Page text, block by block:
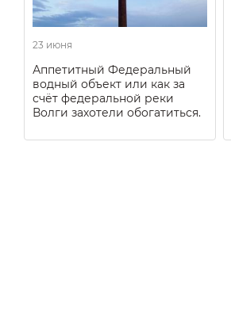
23 июня
Аппетитный Федеральный
водный объект или как за
счёт федеральной реки
Волги захотели обогатиться.